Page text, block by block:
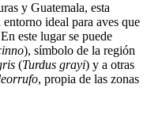
y Guatemala, esta
ideal para aves que
este lugar se puede
), símbolo de la región
(Turdus grayi) y a otras
, propia de las zonas